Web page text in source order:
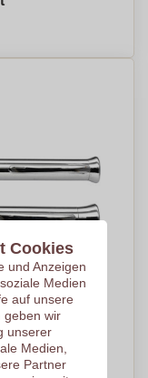
Cookies
und Anzeigen
Medien
auf unsere
geben wir
unserer
Medien,
Partner